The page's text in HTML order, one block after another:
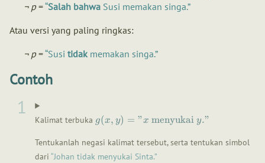
¬ p= Salah bahwa Susi memakan singa.
Atau versi yang paling ringkas:
¬ p= Susi tidakmemakan singa.
Contoh
Kalimat terbuka g(x, y) = "x menyukai y."
Tentukanlah negasi kalimat tersebut, serta tentukan simbol
dari Johan tidak menyukai Sinta.